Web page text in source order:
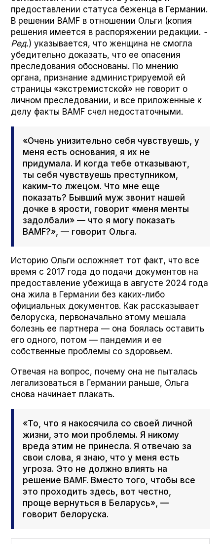
предоставлении статуса беженца в Германии.
В решении BAMF в отношении Ольги (копия
решения имеется в распоряжении редакции. -
Ред.) указывается, что женщина не смогла
убедительно доказать, что ее опасения
преследования обоснованы. По мнению
органа, признание администрируемой ей
страницы «экстремистской» не говорит о
личном преследовании, и все приложенные к
делу факты BAMF счел недостаточными.
«Очень унизительно себя чувствуешь, у
меня есть основания, я их не
придумала. И когда тебе отказывают,
ты себя чувствуешь преступником,
каким-то лжецом. Что мне еще
показать? Бывший муж звонит нашей
дочке в ярости, говорит «меня менты
задолбали» — что я могу показать
BAMF?», — говорит Ольга.
Историю Ольги осложняет тот факт, что все
время с 2017 года до подачи документов на
предоставление убежища в августе 2024 года
она жила в Германии без каких-либо
официальных документов. Как рассказывает
белоруска, первоначально этому мешала
болезнь ее партнера — она боялась оставить
его одного, потом — пандемия и ее
собственные проблемы со здоровьем.
Отвечая на вопрос, почему она не пыталась
легализоваться в Германии раньше, Ольга
снова начинает плакать.
«То, что я накосячила со своей личной
жизни, это мои проблемы. Я никому
вреда этим не принесла. Я отвечаю за
свои слова, я знаю, что у меня есть
угроза. Это не должно влиять на
решение BAMF. Вместо того, чтобы все
это проходить здесь, вот честно,
проще вернуться в Беларусь», —
говорит белоруска.